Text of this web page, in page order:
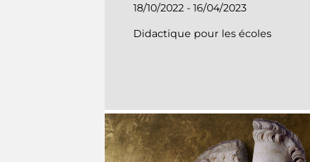
18/10/2022 - 16/04/2023
Didactique pour les écoles